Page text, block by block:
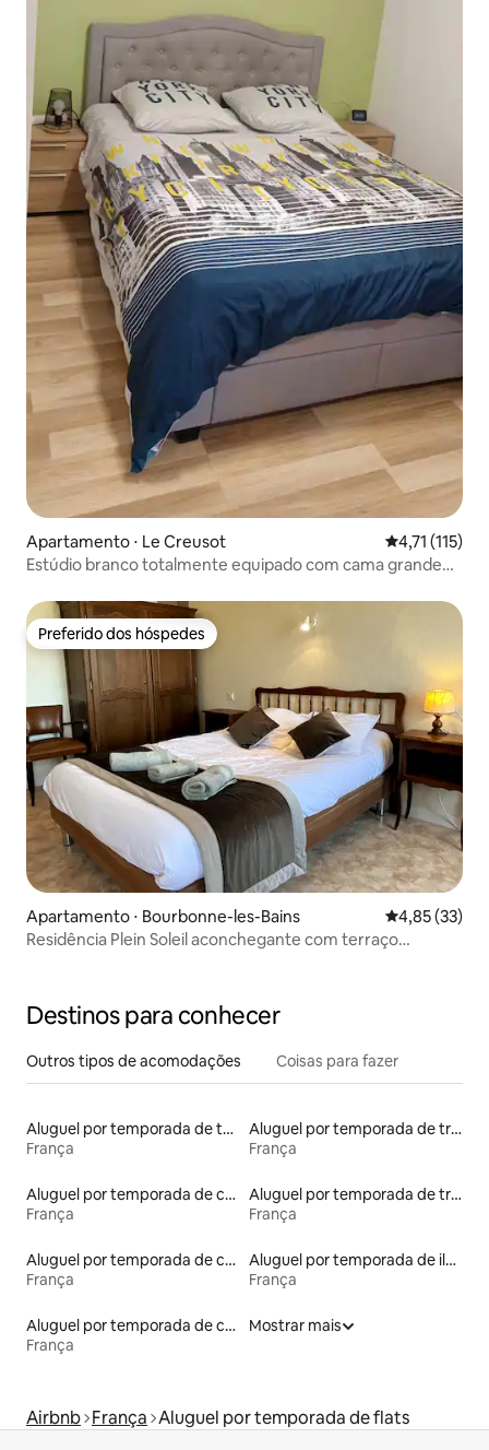
Apartamento ⋅ Le Creusot 4,71 de uma
4,71 (115)
Estúdio branco totalmente equipado com cama grande
Preferido dos hóspedes
Preferido dos hóspedes
Apartamento ⋅ Bourbonne-les-Bains 4,85 de uma
4,85 (33)
Residência Plein Soleil aconchegante com terraço
Destinos para conhecer
Outros tipos de acomodações Coisas para fazer
Aluguel por temporada de tendas
França
Aluguel por temporada de trens
França
Aluguel por temporada de casebres
França
Aluguel por temporada de trailers
França
Aluguel por temporada de casas na árvore
França
Aluguel por temporada de ilhas
França
Aluguel por temporada de casas de hóspedes
França
Mostrar mais
Airbnb França Aluguel por temporada de flats